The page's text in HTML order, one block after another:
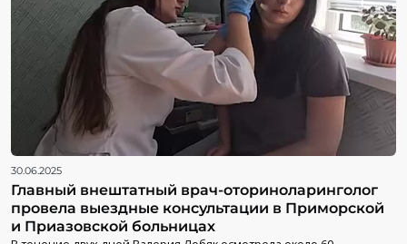
30.06.2025
Главный внештатный врач-оториноларинголог
провела выездные консультации в Приморской
и Приазовской больницах